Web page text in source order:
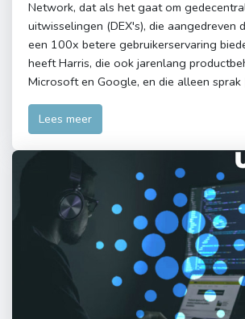
Network, dat als het gaat om
uitwisselingen (DEX's), die aangedreven
een 100x betere gebruikerservaring
heeft Harris, die ook jarenlang
Microsoft en Google, en die alleen sprak
Lees meer